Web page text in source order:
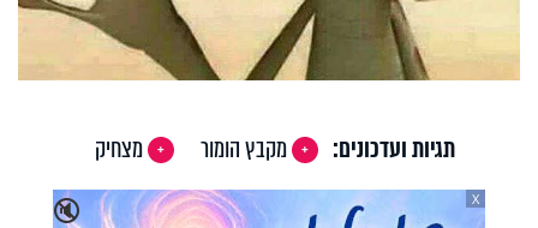
תגיות ועדכונים: מקבץ הומור
מצחיק
🔇
X